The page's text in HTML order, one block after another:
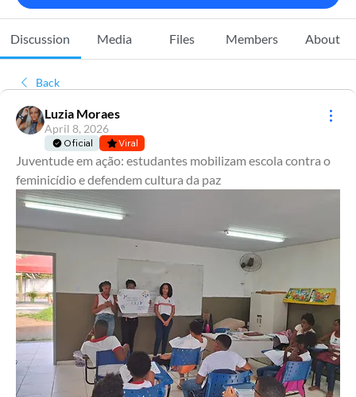
Discussion Media Files Members About
Back
Luzia Moraes
April 8, 2026
Oficial Viral
Juventude em ação: estudantes mobilizam escola contra o
feminicídio e defendem cultura da paz